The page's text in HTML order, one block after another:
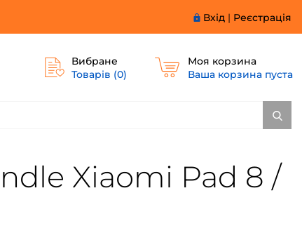
Вхід | Реєстрація
Вибране
Товарів (0)
Моя корзина
Ваша корзина пуста
Xiaomi Pad 8 /